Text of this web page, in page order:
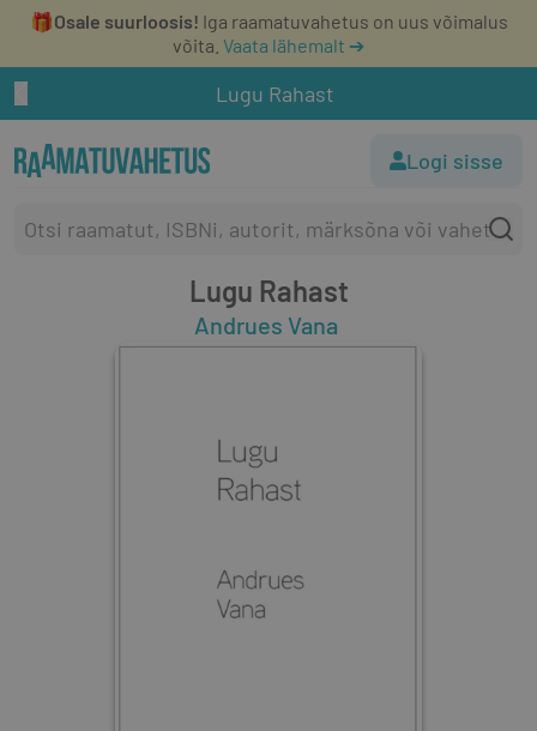
🎁Osale suurloosis! Iga raamatuvahetus on uus võimalus
võita. Vaata lähemalt ➔
Lugu Rahast
Logi sisse
Lugu Rahast
Andrues Vana